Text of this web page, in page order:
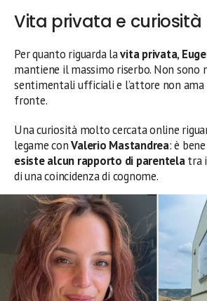
Vita privata e curiosità
Per quanto riguarda lavita privata,
mantiene il massimo riserbo. Non sono
sentimentali ufficiali e l’attore non ama
fronte.
Una curiosità molto cercata online
legame conValerio Mastandrea: è
esiste alcun rapporto di parentelatra i
di una coincidenza di cognome.